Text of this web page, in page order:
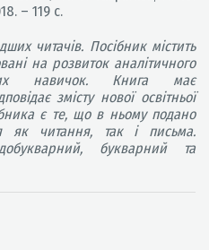
– 119 с.
читачів. Посібник містить
на розвиток аналітичного
навичок. Книга має
змісту нової освітньої
є те, що в ньому подано
як читання, так і письма.
букварний та